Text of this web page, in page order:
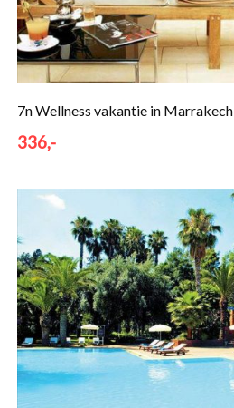
7n Wellness vakantie in Marrakech
336,-